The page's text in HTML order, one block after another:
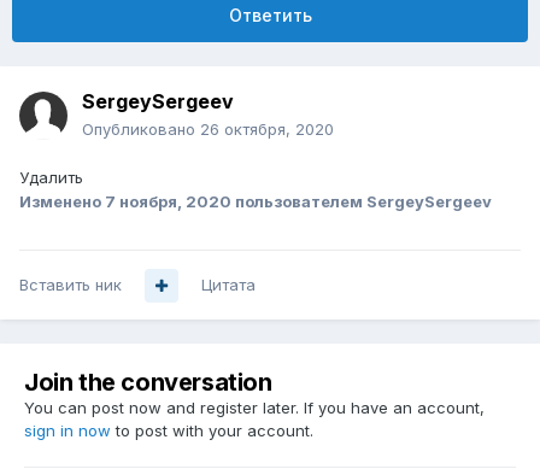
Ответить
SergeySergeev
Опубликовано 26 октября, 2020
Удалить
Изменено 7 ноября, 2020 пользователем SergeySergeev
Вставить ник Цитата
Join the conversation
You can post now and register later. If you have an account,
sign in now to post with your account.